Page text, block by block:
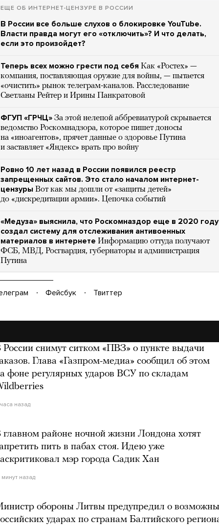
ЕЩЕ ОБ ИНТЕРНЕТ-ЦЕНЗУРЕ В РОССИИ
В России все больше слухов о блокировке YouTube.
Власти правда могут его «отключить»? И что делать,
если это произойдет?
Теперь всех можно грести под себя Как «Ростех» —
компания, поставляющая оружие для войны, — пытается
«очистить» рынок телеграм-каналов. Расследование
Светланы Рейтер и Ирины Панкратовой
ФГУП «ГРЧЦ» За этой нелепой аббревиатурой скрывается
ведомство Роскомнадзора, которое пишет доносы
на «иноагентов», прячет данные о здоровье Путина
и заставляет «Яндекс» врать про войну
Ровно 10 лет назад в России появился реестр
запрещенных сайтов. Это стало началом интернет-
цензуры Вот как мы дошли от «защиты детей»
до «дискредитации армии». Цепочка событий
«Медуза» выяснила, что Роскомназдор еще в 2020 году
создал систему для отслеживания антивоенных
материалов в интернете Информацию оттуда получают
ФСБ, МВД, Росгвардия, губернаторы и администрация
Путина
Фейсбук Твиттер
России снимут ситком «ПВЗ» о пункте выдачи
Глава «Газпром-медиа» сообщил об этом
фоне регулярных ударов ВСУ по складам
назад
главном районе ночной жизни Лондона хотят
пить в пабах стоя. Идею уже
мэр города Садик Хан
минут назад
обороны Литвы предупредил о
ударах по странам Балтийского